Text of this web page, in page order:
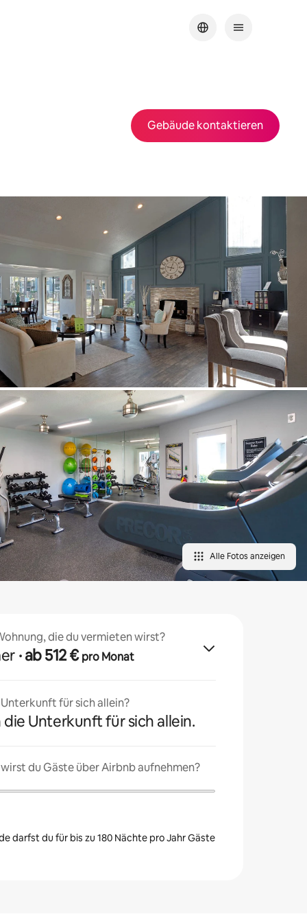
Gebäude kontaktieren
Alle Fotos anzeigen
die du vermieten wirst?
· ab 512 €pro Monat
für sich allein?
die Unterkunft für sich allein.
du Gäste über Airbnb aufnehmen?
darfst du für bis zu 180 Nächte pro Jahr Gäste